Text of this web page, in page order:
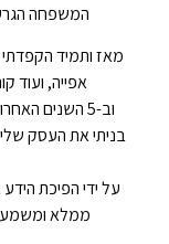
המשפחה הגרעינית שלי
מאז ותמיד
אפייה, ועוד
וב-5 השנים האחרונות, תוך כדי גידול תאומים בתקופת קורונה –
בניתי את העסק
על ידי הפיכת
ממלא